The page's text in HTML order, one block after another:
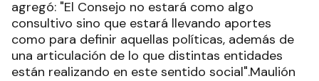
agregó: "El Consejo no estará como algo
consultivo sino que estará llevando aportes
como para definir aquellas políticas, además de
una articulación de lo que distintas entidades
están realizando en este sentido social".Maulión